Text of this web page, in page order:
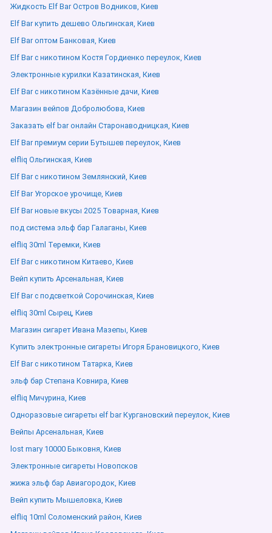
Жидкость Elf Bar Остров Водников, Киев
Elf Bar купить дешево Ольгинская, Киев
Elf Bar оптом Банковая, Киев
Elf Bar с никотином Костя Гордиенко переулок, Киев
Электронные курилки Казатинская, Киев
Elf Bar с никотином Казённые дачи, Киев
Магазин вейпов Добролюбова, Киев
Заказать elf bar онлайн Старонаводницкая, Киев
Elf Bar премиум серии Бутышев переулок, Киев
elfliq Ольгинская, Киев
Elf Bar с никотином Землянский, Киев
Elf Bar Угорское урочище, Киев
Elf Bar новые вкусы 2025 Товарная, Киев
под система эльф бар Галаганы, Киев
elfliq 30ml Теремки, Киев
Elf Bar с никотином Китаево, Киев
Вейп купить Арсенальная, Киев
Elf Bar с подсветкой Сорочинская, Киев
elfliq 30ml Сырец, Киев
Магазин сигарет Ивана Мазепы, Киев
Купить электронные сигареты Игоря Брановицкого, Киев
Elf Bar с никотином Татарка, Киев
эльф бар Степана Ковнира, Киев
elfliq Мичурина, Киев
Одноразовые сигареты elf bar Кургановский переулок, Киев
Вейпы Арсенальная, Киев
lost mary 10000 Быковня, Киев
Электронные сигареты Новопсков
жижа эльф бар Авиагородок, Киев
Вейп купить Мышеловка, Киев
elfliq 10ml Соломенский район, Киев